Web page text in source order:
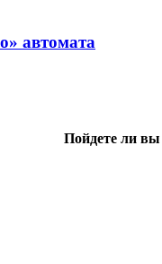
автомата
Пойдете ли